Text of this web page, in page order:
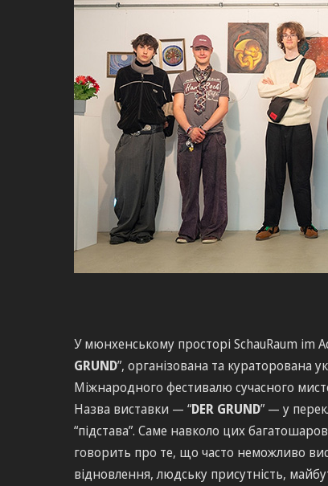
У мюнхенському просторі SchauRaum im
GRUND”, організована та кураторована
Міжнародного фестивалю сучасного
Назва виставки — “DER GRUND” — у
“підстава”. Саме навколо цих
говорить про те, що часто неможливо
відновлення, людську присутність,